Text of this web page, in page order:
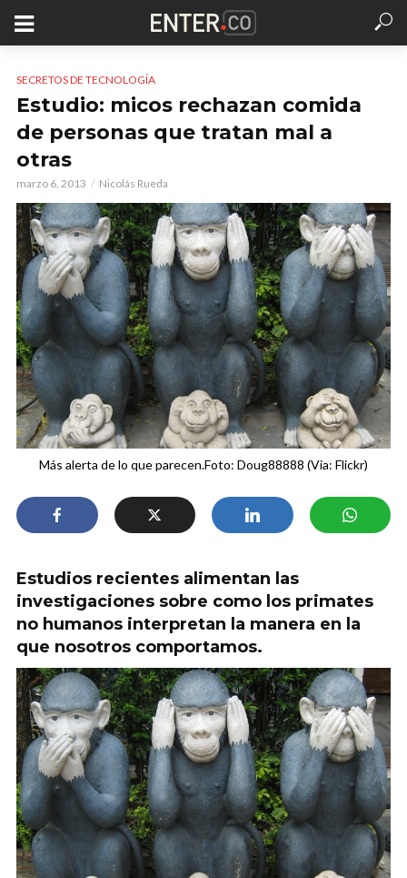
SECRETOS DE TECNOLOGÍA
Estudio: micos rechazan comida
de personas que tratan mal a
otras
marzo 6, 2013 Nicolás Rueda
Más alerta de lo que parecen.Foto: Doug88888 (Via: Flickr)
Estudios recientes alimentan las
investigaciones sobre como los primates
no humanos interpretan la manera en la
que nosotros comportamos.